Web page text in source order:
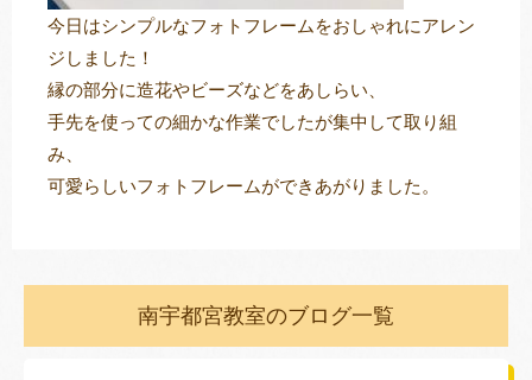
今日はシンプルなフォトフレームをおしゃれにアレン
ジしました！
縁の部分に造花やビーズなどをあしらい、
手先を使っての細かな作業でしたが集中して取り組
み、
可愛らしいフォトフレームができあがりました。
南宇都宮教室のブログ一覧